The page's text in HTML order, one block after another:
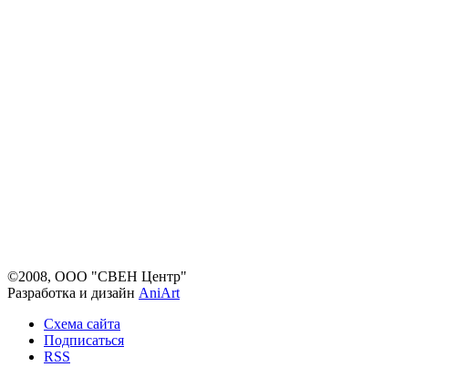
©2008, ООО "СВЕН Центр"
Разработка и дизайн AniArt
Схема сайта
Подписаться
RSS